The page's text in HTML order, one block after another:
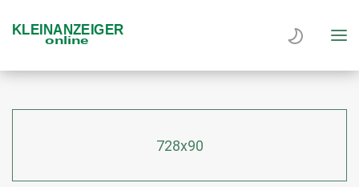
728x90